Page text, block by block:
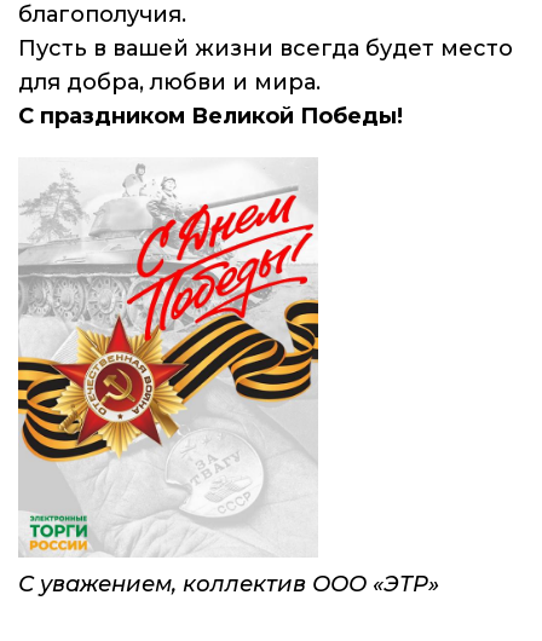
благополучия.
Пусть в вашей жизни всегда будет место
для добра, любви и мира.
С праздником Великой Победы!
С уважением, коллектив ООО «ЭТР»